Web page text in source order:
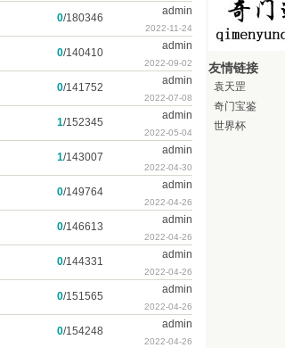
友情链接
袁天罡
奇门宝鉴
世界杯
0/180346
admin
2022-11-24
0/140410
admin
2022-09-02
0/141752
admin
2022-07-08
1/152345
admin
2022-05-04
1/143007
admin
2022-04-30
0/149764
admin
2022-04-26
0/146613
admin
2022-04-26
0/144331
admin
2022-04-26
0/151565
admin
2022-04-26
0/154248
admin
2022-04-26